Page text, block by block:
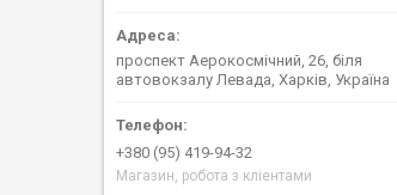
проспект Аерокосмічний, 26, біля
автовокзалу Левада, Харків, Україна
+380 (95) 419-94-32
Магазин, робота з кліентами